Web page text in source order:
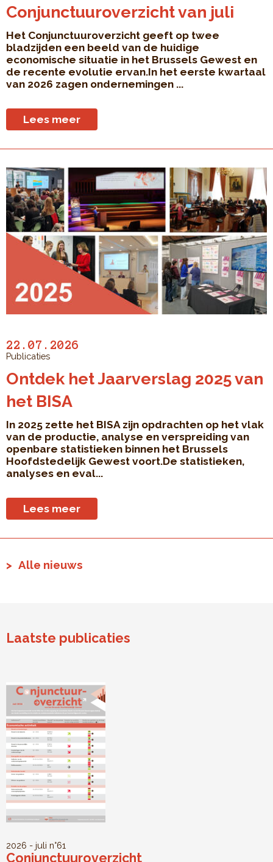
Conjunctuuroverzicht van juli
Het Conjunctuuroverzicht geeft op twee
bladzijden een beeld van de huidige
economische situatie in het Brussels Gewest en
de recente evolutie ervan.In het eerste kwartaal
van 2026 zagen ondernemingen ...
Lees meer
22.07.2026
Publicaties
Ontdek het Jaarverslag 2025 van
het BISA
In 2025 zette het BISA zijn opdrachten op het vlak
van de productie, analyse en verspreiding van
openbare statistieken binnen het Brussels
Hoofdstedelijk Gewest voort.De statistieken,
analyses en eval...
Lees meer
Alle nieuws
Laatste publicaties
2026 - juli n°61
Conjunctuuroverzicht